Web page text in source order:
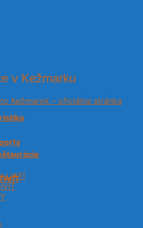
v Kežmarku
Kežmarok – oficiálna stránka